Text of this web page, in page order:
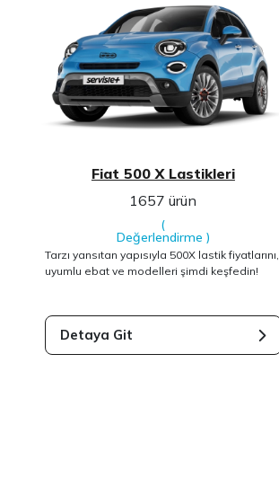
Fiat 500 X Lastikleri
1657 ürün
(
Değerlendirme )
Tarzı yansıtan yapısıyla 500X lastik fiyatlarını,
uyumlu ebat ve modelleri şimdi keşfedin!
Detaya Git